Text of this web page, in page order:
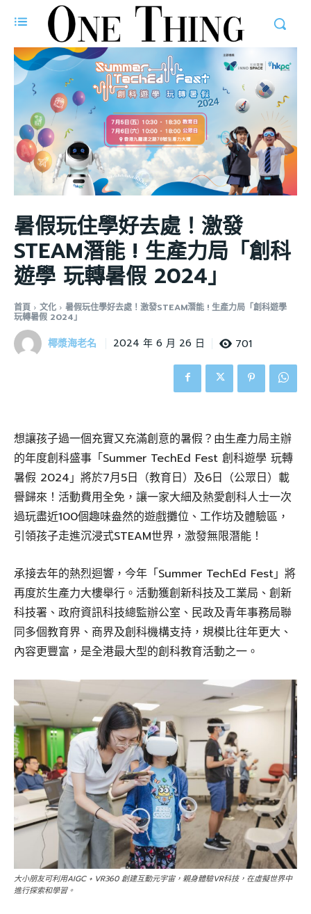
暑假玩住學好去處！激發
STEAM潛能 ! 生產力局「創科
遊學 玩轉暑假 2024」
首頁 文化 暑假玩住學好去處！激發STEAM潛能 ! 生產力局「創科遊學
玩轉暑假 2024」
椰漿海老名 2024 年 6 月 26 日 701
想讓孩子過一個充實又充滿創意的暑假？由生產力局主辦
的年度創科盛事「Summer TechEd Fest 創科遊學 玩轉
暑假 2024」將於7月5日（教育日）及6日（公眾日）載
譽歸來！活動費用全免，讓一家大細及熱愛創科人士一次
過玩盡近100個趣味盎然的遊戲攤位、工作坊及體驗區，
引領孩子走進沉浸式STEAM世界，激發無限潛能！
承接去年的熱烈迴響，今年「Summer TechEd Fest」將
再度於生產力大樓舉行。活動獲創新科技及工業局、創新
科技署、政府資訊科技總監辦公室、民政及青年事務局聯
同多個教育界、商界及創科機構支持，規模比往年更大、
內容更豐富，是全港最大型的創科教育活動之一。
大小朋友可利用AIGC + VR360 創建互動元宇宙，親身體驗VR科技，在虛擬世界中
進行探索和學習。